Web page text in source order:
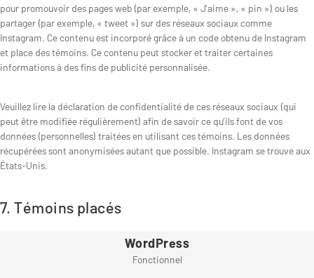
pour promouvoir des pages web (par exemple, « J’aime », « pin ») ou les
partager (par exemple, « tweet ») sur des réseaux sociaux comme
Instagram. Ce contenu est incorporé grâce à un code obtenu de Instagram
et place des témoins. Ce contenu peut stocker et traiter certaines
informations à des fins de publicité personnalisée.
Veuillez lire la déclaration de confidentialité de ces réseaux sociaux (qui
peut être modifiée régulièrement) afin de savoir ce qu’ils font de vos
données (personnelles) traitées en utilisant ces témoins. Les données
récupérées sont anonymisées autant que possible. Instagram se trouve aux
États-Unis.
7. Témoins placés
WordPress
Fonctionnel